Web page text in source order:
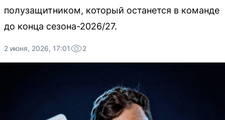
полузащитником, который останется в команде
до конца сезона-2026/27.
2 июня, 2026, 17:01 2